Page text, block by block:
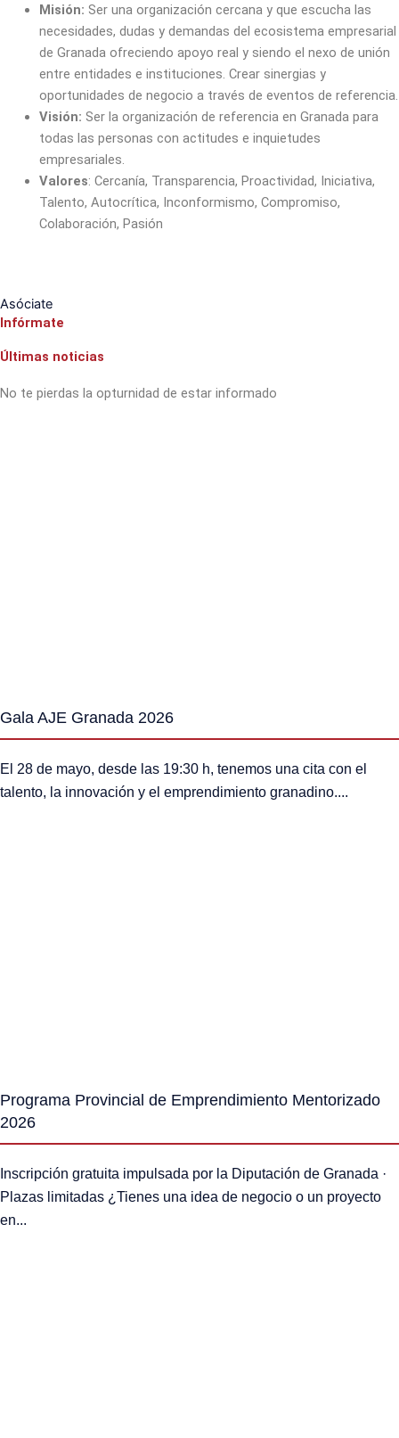
Misión: Ser una organización cercana y que escucha las
necesidades, dudas y demandas del ecosistema empresarial
de Granada ofreciendo apoyo real y siendo el nexo de unión
entre entidades e instituciones. Crear sinergias y
oportunidades de negocio a través de eventos de referencia.
Visión: Ser la organización de referencia en Granada para
todas las personas con actitudes e inquietudes
empresariales.
Valores: Cercanía, Transparencia, Proactividad, Iniciativa,
Talento, Autocrítica, Inconformismo, Compromiso,
Colaboración, Pasión
Asóciate
Infórmate
Últimas noticias
No te pierdas la opturnidad de estar informado
Gala AJE Granada 2026
El 28 de mayo, desde las 19:30 h, tenemos una cita con el
talento, la innovación y el emprendimiento granadino....
Programa Provincial de Emprendimiento Mentorizado
2026
Inscripción gratuita impulsada por la Diputación de Granada ·
Plazas limitadas ¿Tienes una idea de negocio o un proyecto
en...